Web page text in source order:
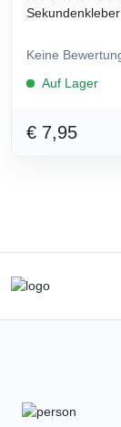
Keine
Auf Lager
€ 7,95